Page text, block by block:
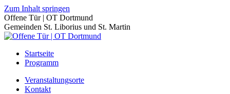
Zum Inhalt springen
Offene Tür | OT Dortmund
Gemeinden St. Liborius und St. Martin
Startseite
Programm
Veranstaltungsorte
Kontakt